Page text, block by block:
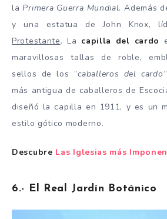
laPrimera Guerra Mundial. Además
y una estatua de John Knox,
Protestante. La capilla del cardo
maravillosas tallas de roble,
sellos de los “caballeros del cardo
más antigua de caballeros de
diseñó la capilla en 1911, y es un
estilo gótico moderno.
Descubre Las Iglesias más
6.- El Real Jardín Botánico